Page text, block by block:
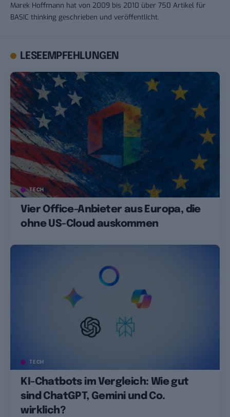
Marek Hoffmann hat von 2009 bis 2010 über 750 Artikel für
BASIC thinking geschrieben und veröffentlicht.
LESEEMPFEHLUNGEN
TECH
Vier Office-Anbieter aus Europa, die
ohne US-Cloud auskommen
TECH
KI-Chatbots im Vergleich: Wie gut
sind ChatGPT, Gemini und Co.
wirklich?